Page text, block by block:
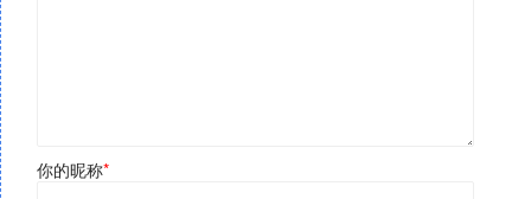
你的昵称*